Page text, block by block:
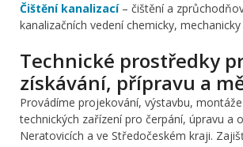
Čištění kanalizací– čištění a
kanalizačních vedení chemicky,
Technické prostředky
získávání, přípravu a
Provádíme projekování, výstavbu,
technických zařízení pro čerpání, úpravu a
Neratovicích a ve Středočeském kraji.